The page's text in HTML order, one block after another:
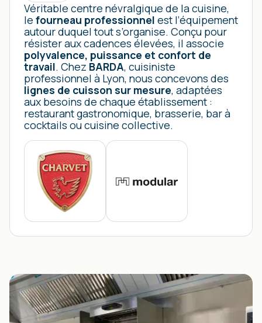
Véritable centre névralgique de la cuisine,
le fourneau professionnel est l’équipement
autour duquel tout s’organise. Conçu pour
résister aux cadences élevées, il associe
polyvalence, puissance et confort de
travail. Chez BARDA, cuisiniste
professionnel à Lyon, nous concevons des
lignes de cuisson sur mesure, adaptées
aux besoins de chaque établissement :
restaurant gastronomique, brasserie, bar à
cocktails ou cuisine collective.